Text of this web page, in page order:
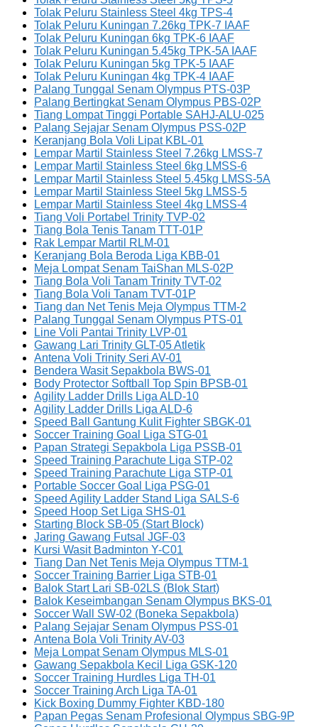
Tolak Peluru Stainless Steel 4kg TPS-4
Tolak Peluru Kuningan 7.26kg TPK-7 IAAF
Tolak Peluru Kuningan 6kg TPK-6 IAAF
Tolak Peluru Kuningan 5.45kg TPK-5A IAAF
Tolak Peluru Kuningan 5kg TPK-5 IAAF
Tolak Peluru Kuningan 4kg TPK-4 IAAF
Palang Tunggal Senam Olympus PTS-03P
Palang Bertingkat Senam Olympus PBS-02P
Tiang Lompat Tinggi Portable SAHJ-ALU-025
Palang Sejajar Senam Olympus PSS-02P
Keranjang Bola Voli Lipat KBL-01
Lempar Martil Stainless Steel 7.26kg LMSS-7
Lempar Martil Stainless Steel 6kg LMSS-6
Lempar Martil Stainless Steel 5.45kg LMSS-5A
Lempar Martil Stainless Steel 5kg LMSS-5
Lempar Martil Stainless Steel 4kg LMSS-4
Tiang Voli Portabel Trinity TVP-02
Tiang Bola Tenis Tanam TTT-01P
Rak Lempar Martil RLM-01
Keranjang Bola Beroda Liga KBB-01
Meja Lompat Senam TaiShan MLS-02P
Tiang Bola Voli Tanam Trinity TVT-02
Tiang Bola Voli Tanam TVT-01P
Tiang dan Net Tenis Meja Olympus TTM-2
Palang Tunggal Senam Olympus PTS-01
Line Voli Pantai Trinity LVP-01
Gawang Lari Trinity GLT-05 Atletik
Antena Voli Trinity Seri AV-01
Bendera Wasit Sepakbola BWS-01
Body Protector Softball Top Spin BPSB-01
Agility Ladder Drills Liga ALD-10
Agility Ladder Drills Liga ALD-6
Speed Ball Gantung Kulit Fighter SBGK-01
Soccer Training Goal Liga STG-01
Papan Strategi Sepakbola Liga PSSB-01
Speed Training Parachute Liga STP-02
Speed Training Parachute Liga STP-01
Portable Soccer Goal Liga PSG-01
Speed Agility Ladder Stand Liga SALS-6
Speed Hoop Set Liga SHS-01
Starting Block SB-05 (Start Block)
Jaring Gawang Futsal JGF-03
Kursi Wasit Badminton Y-C01
Tiang Dan Net Tenis Meja Olympus TTM-1
Soccer Training Barrier Liga STB-01
Balok Start Lari SB-02LS (Blok Start)
Balok Keseimbangan Senam Olympus BKS-01
Soccer Wall SW-02 (Boneka Sepakbola)
Palang Sejajar Senam Olympus PSS-01
Antena Bola Voli Trinity AV-03
Meja Lompat Senam Olympus MLS-01
Gawang Sepakbola Kecil Liga GSK-120
Soccer Training Hurdles Liga TH-01
Soccer Training Arch Liga TA-01
Kick Boxing Dummy Fighter KBD-180
Papan Pegas Senam Profesional Olympus SBG-9P